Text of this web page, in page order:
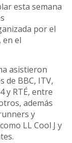
esta semana
por el
en el
asistieron
de BBC, ITV,
y RTÉ, entre
además
y
LL Cool J y